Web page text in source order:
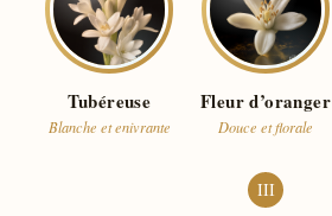
Tubéreuse
Blanche et enivrante
Fleur d’oranger
Douce et florale
III